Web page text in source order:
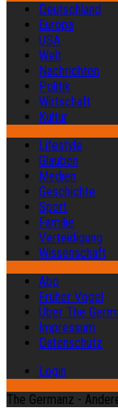
Deutschland
Europa
USA
Welt
Nachrichten
Politik
Wirtschaft
Kultur
Lifestyle
Glauben
Medien
Geschichte
Sport
Familie
Verteidigung
Wissenschaft
Abo
Früher Vogel
Über The
Impressum
Datenschutz
Login
The Germanz -